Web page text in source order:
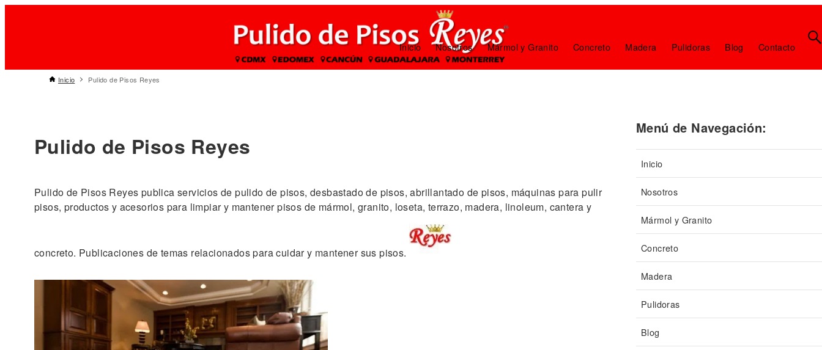
Inicio Nosotros Mármol y Granito Concreto Madera Pulidoras Blog Contacto
Inicio Pulido de Pisos Reyes
Pulido de Pisos Reyes
Pulido de Pisos Reyes publica servicios de pulido de pisos, desbastado de pisos, abrillantado de pisos, máquinas para pulir
pisos, productos y acesorios para limpiar y mantener pisos de mármol, granito, loseta, terrazo, madera, linoleum, cantera y
concreto. Publicaciones de temas relacionados para cuidar y mantener sus pisos.
Menú de Navegación:
Inicio
Nosotros
Mármol y Granito
Concreto
Madera
Pulidoras
Blog